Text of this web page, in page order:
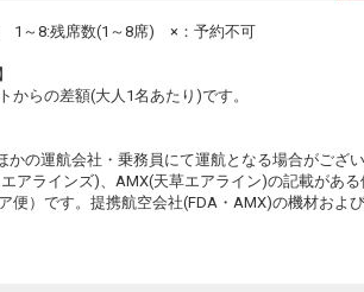
1～8:残席数(1～8席) ×：予約不可
からの差額(大人1名あたり)です。
かの運航会社・乗務員にて運航となる場合がござい
エアラインズ)、AMX(天草エアライン)の記載があ
便）です。提携航空会社(FDA・AMX)の機材およ